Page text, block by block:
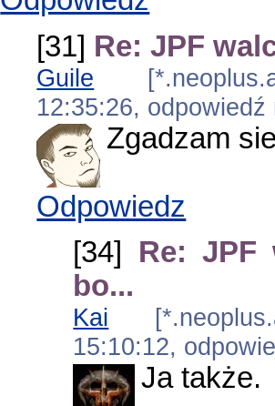
[31] Re: JPF
Guile
12:35:26,
Zgadzam
Odpowiedz
[34] Re: JPF
bo...
Kai
15:10:12,
Ja także.